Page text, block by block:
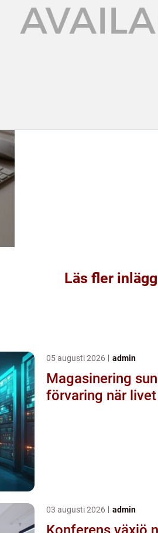
Läs fler
05 augusti 2026 admin
Magasinering
förvaring när
03 augusti 2026 admin